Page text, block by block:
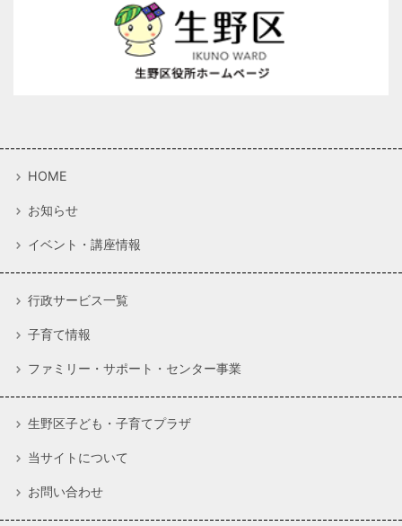
HOME
お知らせ
イベント・講座情報
行政サービス一覧
子育て情報
ファミリー・サポート・センター事業
生野区子ども・子育てプラザ
当サイトについて
お問い合わせ